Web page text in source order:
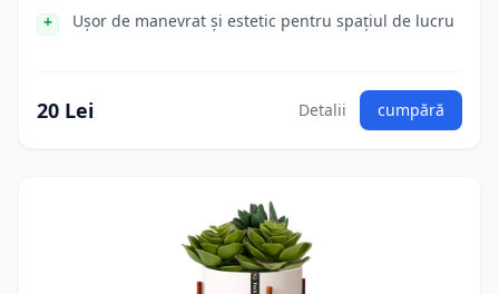
Ușor de manevrat și estetic pentru spațiul de lucru
20 Lei Detalii cumpără